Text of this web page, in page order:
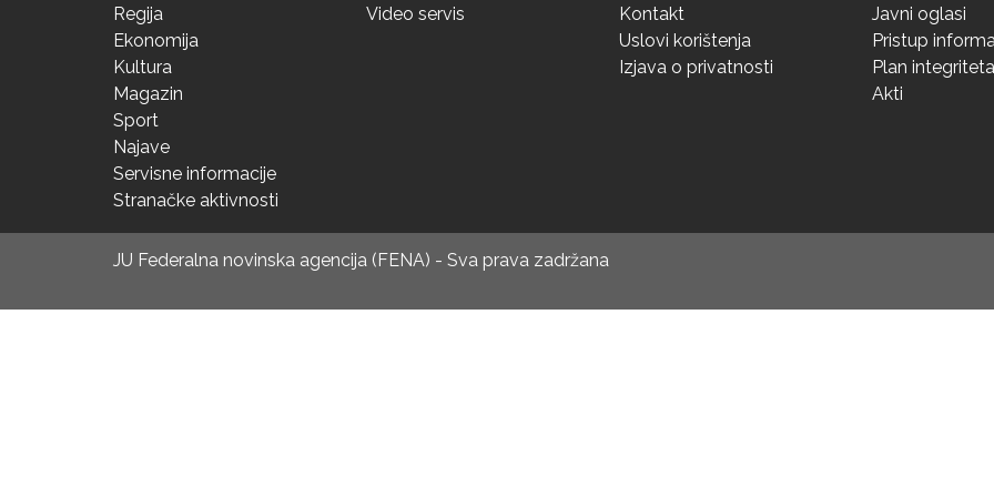
Regija
Ekonomija
Kultura
Magazin
Sport
Najave
Servisne informacije
Stranačke aktivnosti
Video servis
Kontakt
Uslovi korištenja
Izjava o privatnosti
Javni oglasi
Pristup
Plan integriteta
Akti
JU Federalna novinska agencija (FENA) - Sva prava zadržana